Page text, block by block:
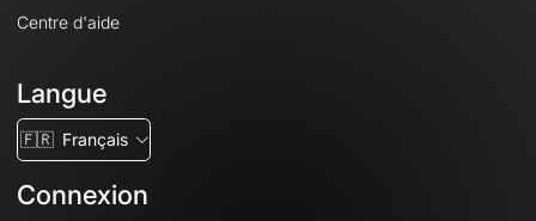
Centre d'aide
Langue
🇫🇷 Français
Connexion